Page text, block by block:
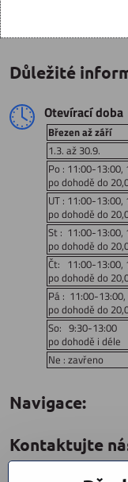
Důležité
Otevírací doba
Březen až září
1.3. až 30.9.
Po : 11:00-
po dohodě do
UT : 11:00-
po dohodě do
St : 11:00-13:00,
po dohodě do
Čt: 11:00-13:00,
po dohodě do
Pá : 11:00-
po dohodě do
So: 9:30-13:00
po dohodě i déle
Ne : zavřeno
Navigace:
Kontaktujte